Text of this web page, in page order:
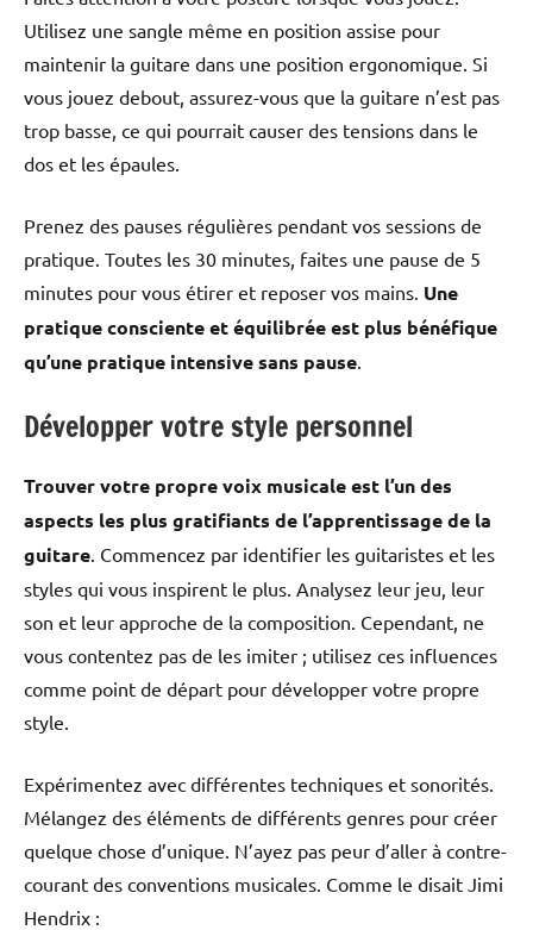
Utilisez une sangle même en position assise pour
maintenir la guitare dans une position ergonomique. Si
vous jouez debout, assurez-vous que la guitare n’est pas
trop basse, ce qui pourrait causer des tensions dans le
dos et les épaules.
Prenez des pauses régulières pendant vos sessions de
pratique. Toutes les 30 minutes, faites une pause de 5
minutes pour vous étirer et reposer vos mains. Une
pratique consciente et équilibrée est plus bénéfique
qu’une pratique intensive sans pause
Développer votre style personnel
Trouver votre propre voix musicale est l’un des
aspects les plus gratifiants de l’apprentissage de la
guitare . Commencez par identifier les guitaristes et les
styles qui vous inspirent le plus. Analysez leur jeu, leur
son et leur approche de la composition. Cependant, ne
vous contentez pas de les imiter ; utilisez ces influences
comme point de départ pour développer votre propre
style.
Expérimentez avec différentes techniques et sonorités.
Mélangez des éléments de différents genres pour créer
quelque chose d’unique. N’ayez pas peur d’aller à contre-
courant des conventions musicales. Comme le disait Jimi
Hendrix :